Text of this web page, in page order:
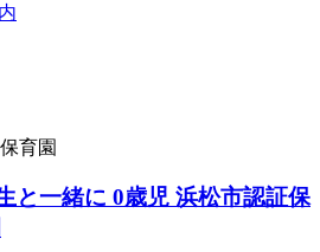
と一緒に 0歳児 浜松市認証保